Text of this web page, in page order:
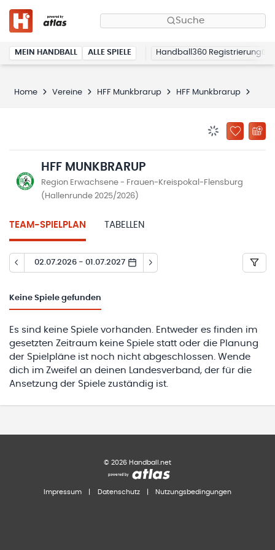
Suche
MEIN HANDBALL ALLE SPIELE Handball360 Registrierung
Home Vereine HFF Munkbrarup HFF Munkbrarup
ZU
HFF MUNKBRARUP
Region Erwachsene - Frauen-Kreispokal-Flensburg
(Hallenrunde 2025/2026)
TEAM-SPIELPLAN TABELLEN
02.07.2026 - 01.07.2027
Keine Spiele gefunden
Es sind keine Spiele vorhanden. Entweder es finden im
gesetzten Zeitraum keine Spiele statt oder die Planung
der Spielpläne ist noch nicht abgeschlossen. Wende
dich im Zweifel an deinen Landesverband, der für die
Ansetzung der Spiele zuständig ist.
© 2026 Handball.net
Impressum Datenschutz Nutzungsbedingungen